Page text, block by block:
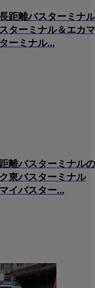
距離バスターミナル
スターミナル＆エカマ
ーミナル...
離バスターミナルの
東バスターミナル
マイバスター...